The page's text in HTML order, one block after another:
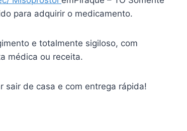
para adquirir o medicamento.
e totalmente sigiloso, com
médica ou receita.
sair de casa e com entrega rápida!